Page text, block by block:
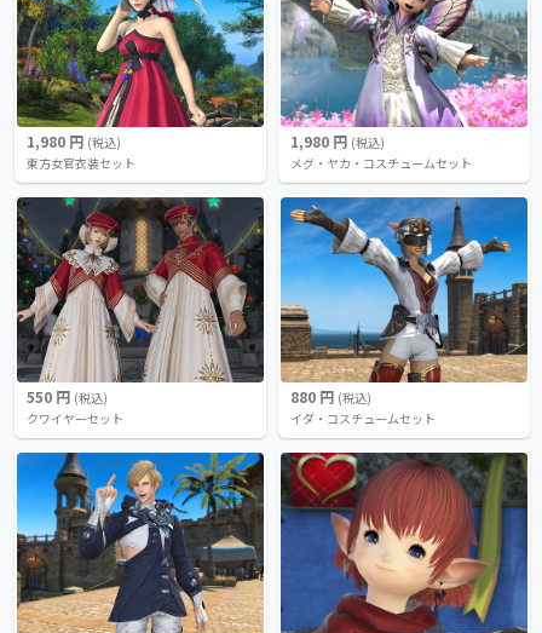
1,980 円 (税込)
東方女官衣装セット
1,980 円 (税込)
メグ・ヤカ・コスチュームセット
550 円 (税込)
クワイヤーセット
880 円 (税込)
イダ・コスチュームセット